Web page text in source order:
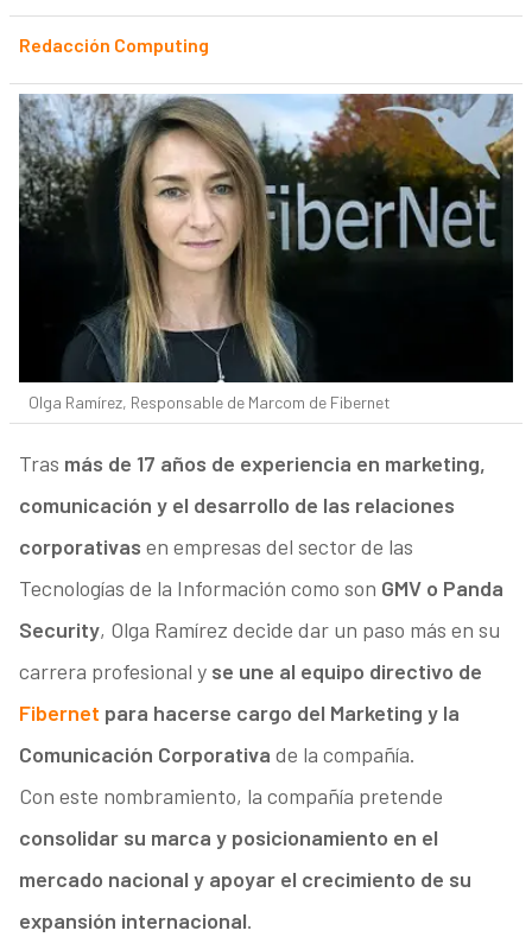
Redacción Computing
Olga Ramírez, Responsable de Marcom de Fibernet
Tras más de 17 años de experiencia en marketing,
comunicación y el desarrollo de las relaciones
corporativas en empresas del sector de las
Tecnologías de la Información como son GMV o Panda
Security, Olga Ramírez decide dar un paso más en su
carrera profesional y se une al equipo directivo de
Fibernet para hacerse cargo del Marketing y la
Comunicación Corporativa de la compañía.
Con este nombramiento, la compañía pretende
consolidar su marca y posicionamiento en el
mercado nacional y apoyar el crecimiento de su
expansión internacional.